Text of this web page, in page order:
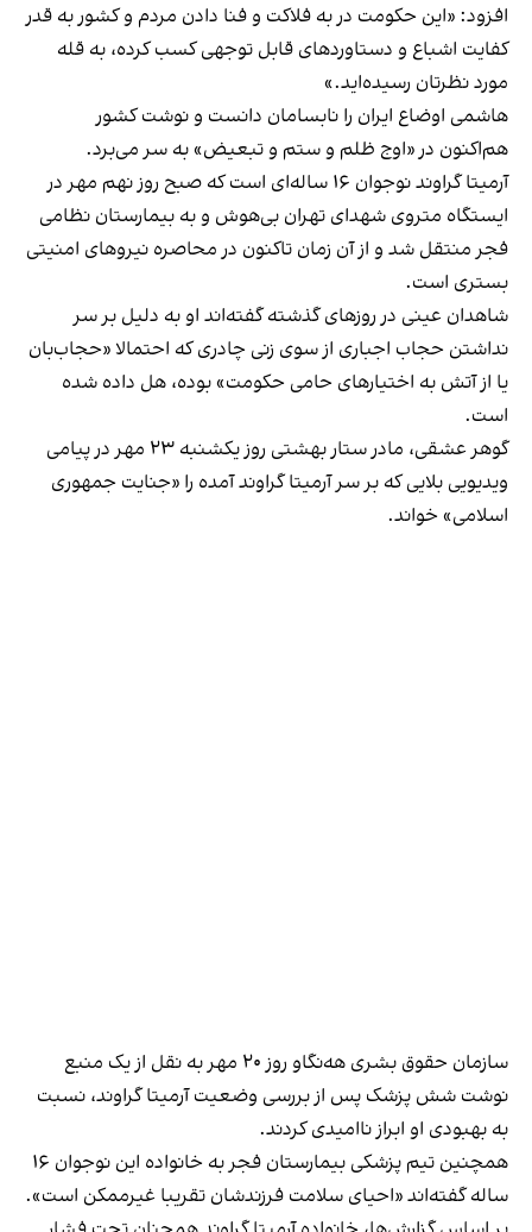
افزود: «این حکومت در به فلاکت و فنا دادن مردم و کشور به قدر
کفایت اشباع و دستاوردهای قابل توجهی کسب کرده، به قله
مورد نظرتان رسیده‌اید.»
هاشمی اوضاع ایران را نابسامان دانست و نوشت کشور
هم‌اکنون در «اوج ظلم و ﺳﺘﻢ و ﺗﺒﻌﯿﺾ» به سر می‌برد.
آرمیتا گراوند نوجوان ۱۶ ساله‌ای است که صبح روز نهم مهر در
ایستگاه متروی شهدای تهران بی‌هوش و به بیمارستان نظامی
فجر منتقل شد و از آن زمان تاکنون در محاصره نیروهای امنیتی
بستری است.
شاهدان عینی در روزهای گذشته گفته‌اند او به دلیل بر سر
نداشتن حجاب اجباری از سوی زنی چادری که احتمالا «حجاب‌بان
یا از آتش‌ به اختیارهای حامی حکومت» بوده، هل داده شده
است.
گوهر عشقی، مادر ستار بهشتی روز یکشنبه ۲۳ مهر در پیامی
ویدیویی بلایی که بر سر آرمیتا گراوند آمده را «جنایت جمهوری
اسلامی» خواند.
سازمان حقوق بشری هه‌نگاو روز ۲۰ مهر به نقل از یک منبع
نوشت شش پزشک پس از بررسی وضعیت آرمیتا گراوند، نسبت
به بهبودی او ابراز ناامیدی کردند.
همچنین تیم پزشکی بیمارستان فجر به خانواده این نوجوان ۱۶
ساله گفته‌اند «احیای سلامت فرزندشان تقریبا غیرممکن است».